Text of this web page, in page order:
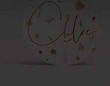
Sels de bain fleur d'hibiscus -
communion